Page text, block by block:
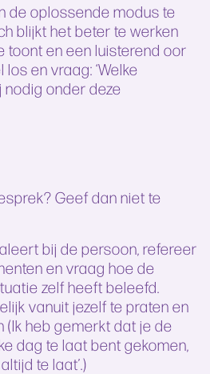
de oplossende modus te
blijkt het beter te werken
toont en een luisterend oor
en vraag: ‘Welke
nodig onder deze
Geef dan niet te
bij de persoon, refereer
en vraag hoe de
zelf heeft beleefd.
vanuit jezelf te praten en
(Ik heb gemerkt dat je de
dag te laat bent gekomen,
te laat’.)